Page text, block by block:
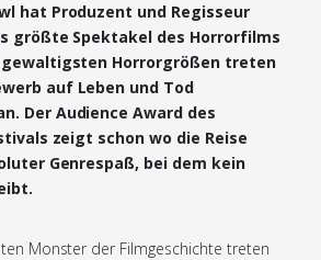
hat Produzent und Regisseur
größte Spektakel des Horrorfilms
Horrorgrößen treten
auf Leben und Tod
Der Audience Award des
zeigt schon wo die Reise
Genrespaß, bei dem kein
Monster der Filmgeschichte treten